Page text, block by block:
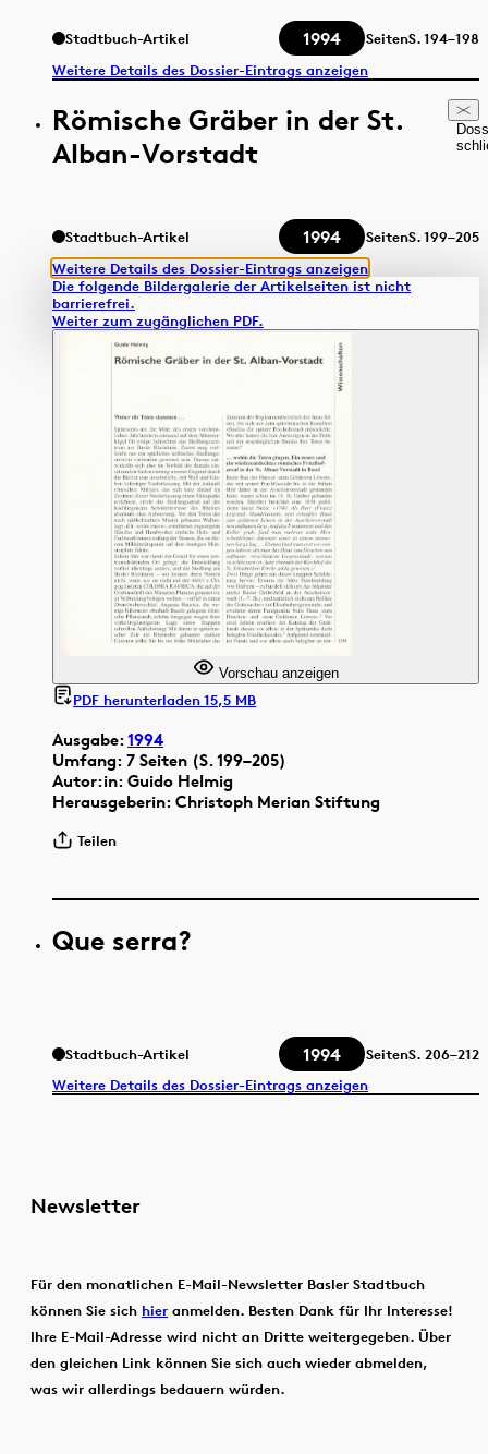
Stadtbuch-Artikel 1994 SeitenS.194–198
Weitere Details des Dossier-Eintrags anzeigen
Römische Gräber in der St.
Alban-Vorstadt
Stadtbuch-Artikel 1994 SeitenS.199–205
Weitere Details des Dossier-Eintrags anzeigen
Ausgabe:1994
Umfang: 7 Seiten (S. 199–205)
Autor:in: Guido Helmig
Herausgeberin: Christoph Merian Stiftung
Teilen
Die folgende Bildergalerie der Artikelseiten ist nicht
barrierefrei.
Weiter zum zugänglichen PDF.
Vorschau anzeigen
PDF herunterladen 15,5 MB
Que serra?
Stadtbuch-Artikel 1994 SeitenS. 206–212
Weitere Details des Dossier-Eintrags anzeigen
Newsletter
Für den monatlichen E-Mail-Newsletter Basler Stadtbuch
können Sie sich hier anmelden. Besten Dank für Ihr Interesse!
Ihre E-Mail-Adresse wird nicht an Dritte weitergegeben. Über
den gleichen Link können Sie sich auch wieder abmelden,
was wir allerdings bedauern würden.